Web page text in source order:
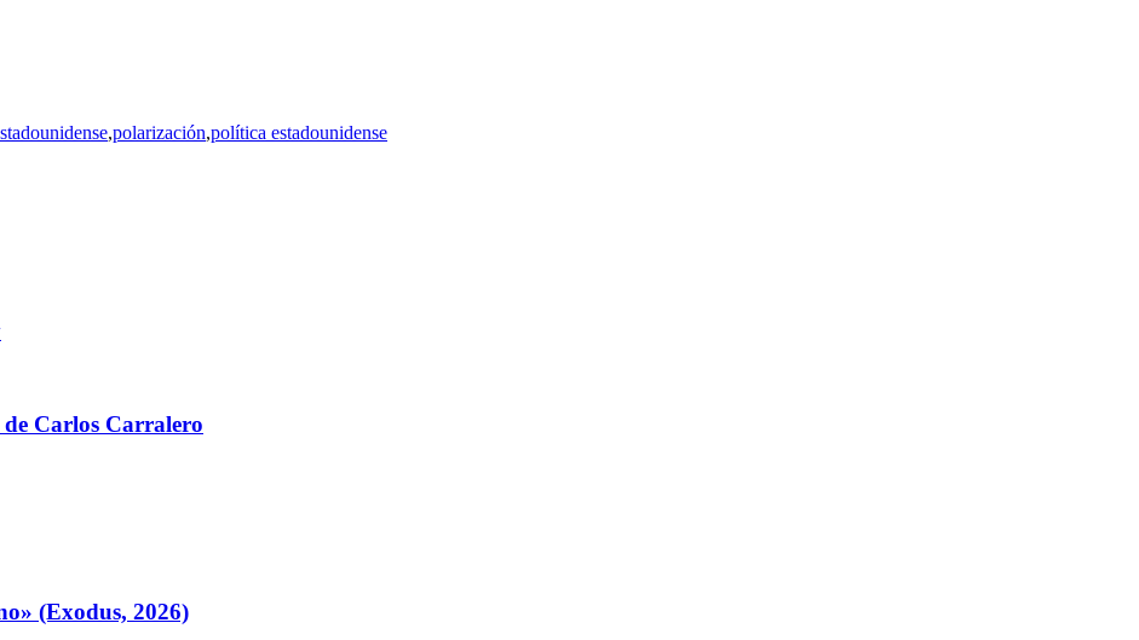
,polarización,política estadounidense
de Carlos Carralero
(Exodus, 2026)